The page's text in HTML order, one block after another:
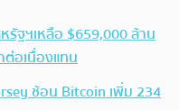
ฐฯเหลือ $659,000 ล้าน
ต่อเนื่องแทน
ช้อน Bitcoin เพิ่ม 234